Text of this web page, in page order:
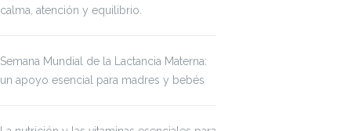
calma, atención y equilibrio.
Semana Mundial de la Lactancia Materna:
un apoyo esencial para madres y bebés